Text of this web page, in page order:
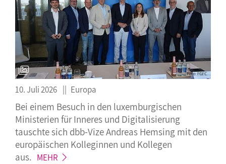
10. Juli 2026 Europa
Bei einem Besuch in den luxemburgischen
Ministerien für Inneres und Digitalisierung
tauschte sich dbb-Vize Andreas Hemsing mit den
europäischen Kolleginnen und Kollegen
aus. MEHR